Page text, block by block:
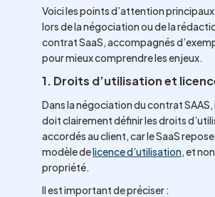
Voici les points d’attention principaux
lors de la négociation ou de la
contrat SaaS, accompagnés
pour mieux comprendre les enjeux.
1. Droits d’utilisation et
Dans la négociation du contrat
doit clairement définir les droits
accordés au client, car le SaaS repose
modèle delicence d’utilisation, et
propriété.
Il est important de préciser :